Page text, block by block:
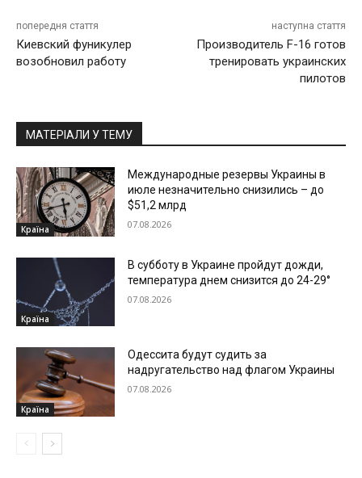
попередня стаття
Киевский фуникулер
возобновил работу
наступна стаття
Производитель F-16 готов
тренировать украинских
пилотов
МАТЕРІАЛИ У ТЕМУ
Країна
Международные резервы Украины в
июле незначительно снизились – до
$51,2 млрд
07.08.2026
Країна
В субботу в Украине пройдут дожди,
температура днем снизится до 24-29°
07.08.2026
Країна
Одессита будут судить за
надругательство над флагом Украины
07.08.2026